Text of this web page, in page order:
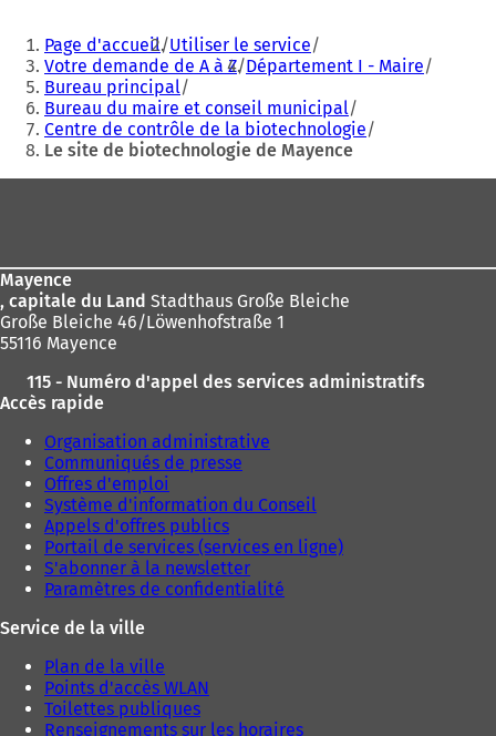
Vous
êtes
ici
Page d'accueil Utiliser le service
Votre demande de A à Z Département I - Maire
Bureau principal
Bureau du maire et conseil municipal
Centre de contrôle de la biotechnologie
Le site de biotechnologie de Mayence
Mayence
, capitale du Land Stadthaus Große Bleiche
Große Bleiche 46/Löwenhofstraße 1
55116 Mayence
115 - Numéro d'appel des services administratifs
Accès rapide
Organisation administrative
Communiqués de presse
Offres d'emploi
Système d'information du Conseil
Appels d'offres publics
Portail de services (services en ligne)
S'abonner à la newsletter
Paramètres de confidentialité
Service de la ville
Plan de la ville
Points d'accès WLAN
Toilettes publiques
Renseignements sur les horaires